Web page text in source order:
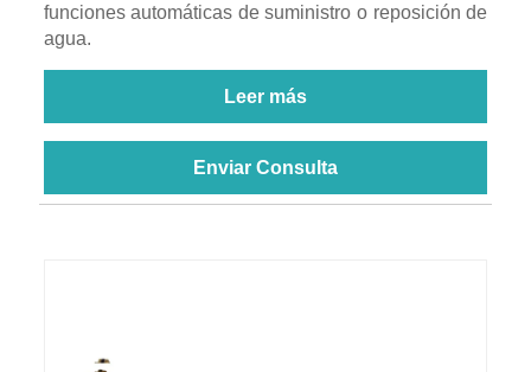
funciones automáticas de suministro o reposición de
agua.
Leer más
Enviar Consulta